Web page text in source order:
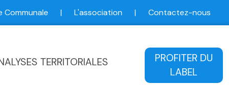
Communale | L'association | Contactez-nous
TERRITORIALES
PROFITER DU
LABEL